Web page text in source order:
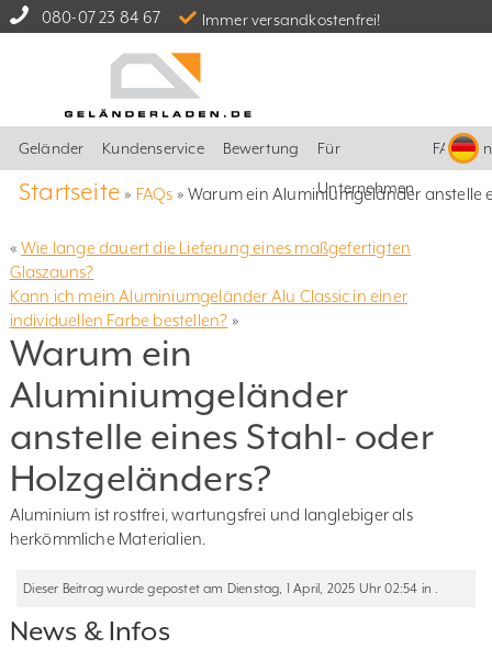
080-07 23 84 67 Immer versandkostenfrei!
Geländer Kundenservice Bewertung Für
Unternehmen
FAQ
Startseite » FAQs »Warum ein Aluminiumgeländer anstelle
« Wie lange dauert die Lieferung eines maßgefertigten
Glaszauns?
Kann ich mein Aluminiumgeländer Alu Classic in einer
individuellen Farbe bestellen? »
Warum ein
Aluminiumgeländer
anstelle eines Stahl- oder
Holzgeländers?
Aluminium ist rostfrei, wartungsfrei und langlebiger als
herkömmliche Materialien.
Dieser Beitrag wurde gepostet am Dienstag, 1 April, 2025 Uhr 02:54 in .
News & Infos